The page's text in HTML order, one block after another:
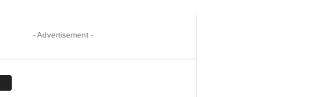
- Advertisement -